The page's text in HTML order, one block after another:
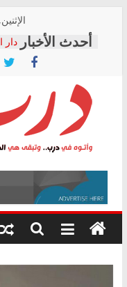
content
دار
أين؟
في
درب
وأتوه
درب..
وتبقى
هي